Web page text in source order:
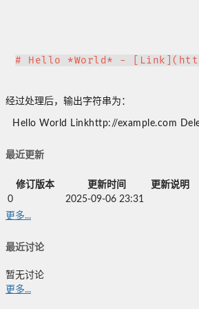
# Hello *World* -
经过处理后，输出字符串为：
Hello World Linkhttp://example.com
最近更新
修订版本 更新时间
更新说明
0
2025-09-06 23:31
更多...
最近讨论
暂无讨论
更多...